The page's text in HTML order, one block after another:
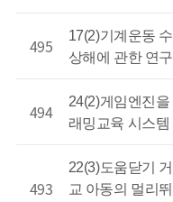
495
17(2)기계운동
상해에 관한 연구
494
24(2)게임엔진
래밍교육 시스
493
22(3)도움닫기
교 아동의 멀리